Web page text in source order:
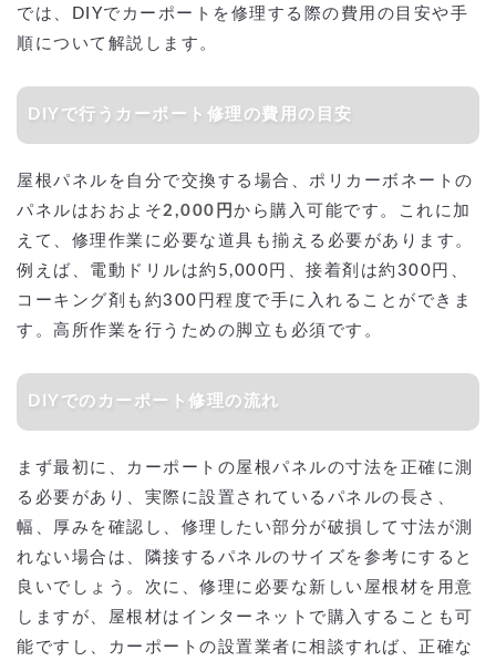
では、DIYでカーポートを修理する際の費用の目安や手
順について解説します。
DIYで行うカーポート修理の費用の目安
屋根パネルを自分で交換する場合、ポリカーボネートの
パネルはおおよそ 2,000円 から購入可能です。これに加
えて、修理作業に必要な道具も揃える必要があります。
例えば、電動ドリルは約5,000円、接着剤は約300円、
コーキング剤も約300円程度で手に入れることができま
す。高所作業を行うための脚立も必須です。
DIYでのカーポート修理の流れ
まず最初に、カーポートの屋根パネルの寸法を正確に測
る必要があり、実際に設置されているパネルの長さ、
幅、厚みを確認し、修理したい部分が破損して寸法が測
れない場合は、隣接するパネルのサイズを参考にすると
良いでしょう。次に、修理に必要な新しい屋根材を用意
しますが、屋根材はインターネットで購入することも可
能ですし、カーポートの設置業者に相談すれば、正確な